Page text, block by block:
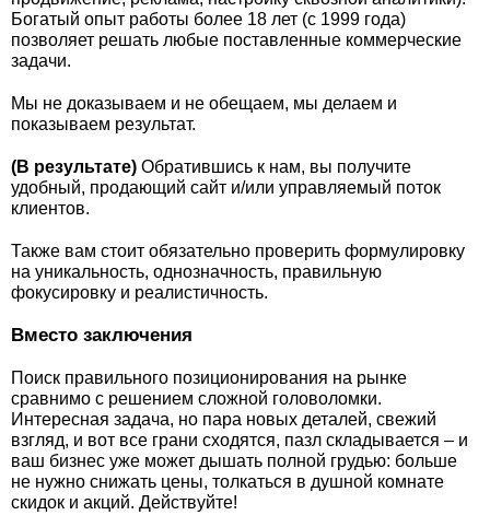
Богатый опыт работы более 18 лет (с 1999 года)
позволяет решать любые поставленные коммерческие
задачи.
Мы не доказываем и не обещаем, мы делаем и
показываем результат.
(В результате) Обратившись к нам, вы получите
удобный, продающий сайт и/или управляемый поток
клиентов.
Также вам стоит обязательно проверить формулировку
на уникальность, однозначность, правильную
фокусировку и реалистичность.
Вместо заключения
Поиск правильного позиционирования на рынке
сравнимо с решением сложной головоломки.
Интересная задача, но пара новых деталей, свежий
взгляд, и вот все грани сходятся, пазл складывается – и
ваш бизнес уже может дышать полной грудью: больше
не нужно снижать цены, толкаться в душной комнате
скидок и акций. Действуйте!